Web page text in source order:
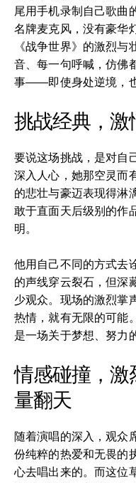
尾用手机录制自己歌曲
名牌麦克风，没有豪华
《战争世界》的激烈
音、每一句呼喊，仿佛
事——即使身处逆境，
挑战经典，激
要说这场挑战，是对自
深入人心，她那空灵而
的悲壮与豪迈表现得淋
敢于直面天后级别的作
明。
他用自己不同的方式去
的声线穿云裂石，但深
少观众。现场的激烈掌
热情，就有无限的可能
是一场关于梦想、努力
情感碰撞，
量翻天
随着演唱的深入，观众
份纯粹的热爱和无畏的
心去唱出来的。而这位